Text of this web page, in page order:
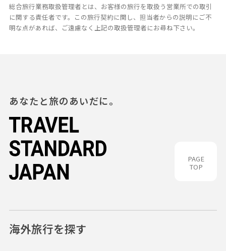
総合旅行業務取扱管理者とは、お客様の旅行を取扱う営業所での取引
に関する責任者です。この旅行契約に関し、担当者からの説明にご不
明な点があれば、ご遠慮なく上記の取扱管理者にお尋ね下さい。
PAGE
TOP
あなたと旅のあいだに。
海外旅行を探す